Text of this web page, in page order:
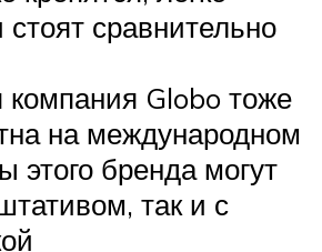
сравнительно
компания Globo тоже
на международном
этого бренда могут
так и с